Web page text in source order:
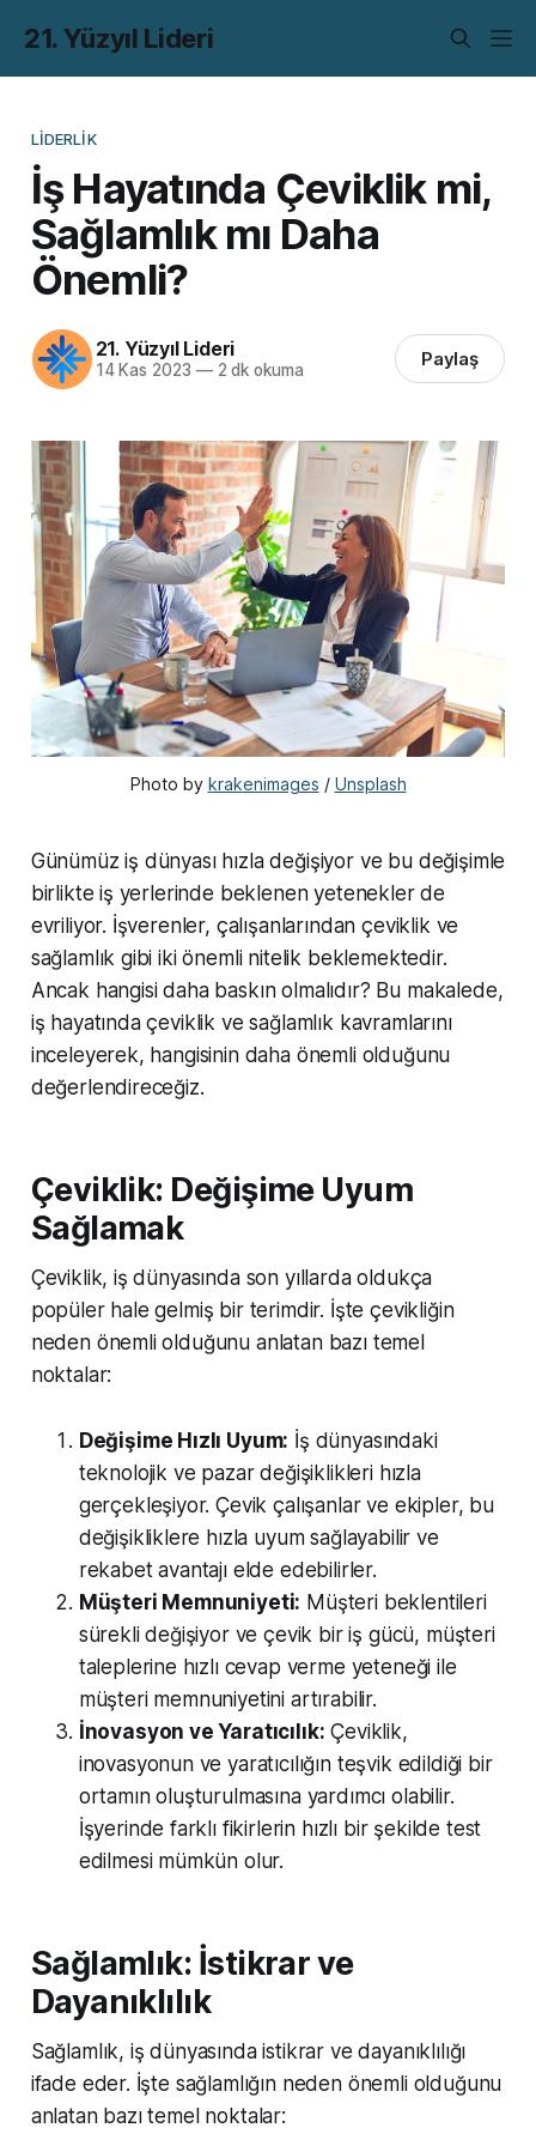
21. Yüzyıl Lideri
LIDERLIK
İş Hayatında Çeviklik mi,
Sağlamlık mı Daha
Önemli?
21. Yüzyıl Lideri
14 Kas 2023 —2 dk okuma Paylaş
Photo by krakenimages / Unsplash
Günümüz iş dünyası hızla değişiyor ve bu değişimle
birlikte iş yerlerinde beklenen yetenekler de
evriliyor. İşverenler, çalışanlarından çeviklik ve
sağlamlık gibi iki önemli nitelik beklemektedir.
Ancak hangisi daha baskın olmalıdır? Bu makalede,
iş hayatında çeviklik ve sağlamlık kavramlarını
inceleyerek, hangisinin daha önemli olduğunu
değerlendireceğiz.
Çeviklik: Değişime Uyum
Sağlamak
Çeviklik, iş dünyasında son yıllarda oldukça
popüler hale gelmiş bir terimdir. İşte çevikliğin
neden önemli olduğunu anlatan bazı temel
noktalar:
Değişime Hızlı Uyum: İş dünyasındaki
teknolojik ve pazar değişiklikleri hızla
gerçekleşiyor. Çevik çalışanlar ve ekipler, bu
değişikliklere hızla uyum sağlayabilir ve
rekabet avantajı elde edebilirler.
Müşteri Memnuniyeti: Müşteri beklentileri
sürekli değişiyor ve çevik bir iş gücü, müşteri
taleplerine hızlı cevap verme yeteneği ile
müşteri memnuniyetini artırabilir.
İnovasyon ve Yaratıcılık: Çeviklik,
inovasyonun ve yaratıcılığın teşvik edildiği bir
ortamın oluşturulmasına yardımcı olabilir.
İşyerinde farklı fikirlerin hızlı bir şekilde test
edilmesi mümkün olur.
Sağlamlık: İstikrar ve
Dayanıklılık
Sağlamlık, iş dünyasında istikrar ve dayanıklılığı
ifade eder. İşte sağlamlığın neden önemli olduğunu
anlatan bazı temel noktalar: